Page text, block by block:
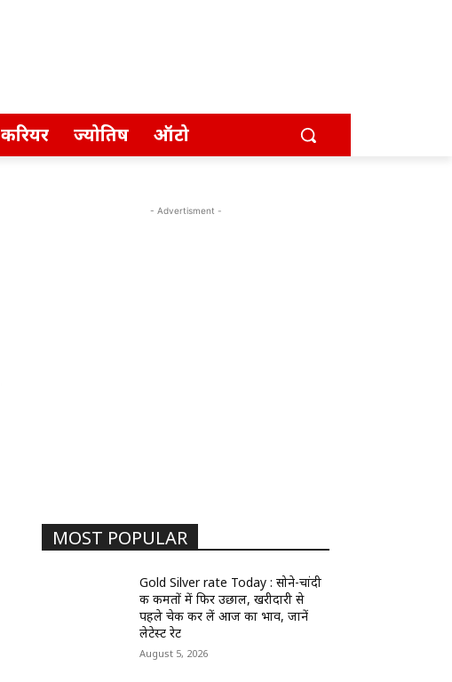
करियर ज्योतिष ऑटो
- Advertisment -
MOST POPULAR
Gold Silver rate Today : सोने-चांदी
की कीमतों में फिर उछाल, खरीदारी से
पहले चेक कर लें आज का भाव, जानें
लेटेस्ट रेट
August 5, 2026